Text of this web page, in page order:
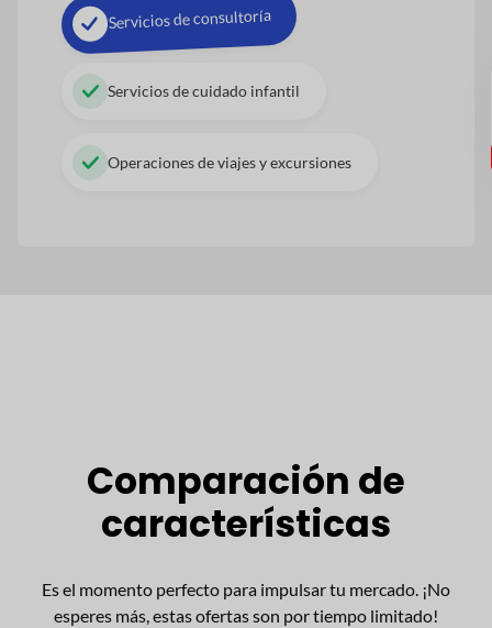
Servicios de consultoría
Servicios de cuidado infantil
Operaciones de viajes y excursiones
Comparación de
características
Es el momento perfecto para impulsar tu mercado. ¡No
esperes más, estas ofertas son por tiempo limitado!